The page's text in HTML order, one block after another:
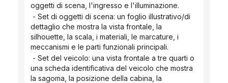
oggetti di scena, l'ingresso e l'illuminazione.
dettaglio che mostra la vista frontale, la
silhouette, la scala, i materiali, le marcature, i
meccanismi e le parti funzionali principali.
una scheda identificativa del veicolo che mostra
la sagoma, la posizione della cabina, la